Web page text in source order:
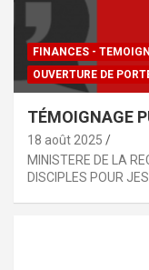
FINANCES -
OUVERTURE DE
TÉMOIGNAGE
18 août 2025
MINISTERE DE LA
DISCIPLES POUR